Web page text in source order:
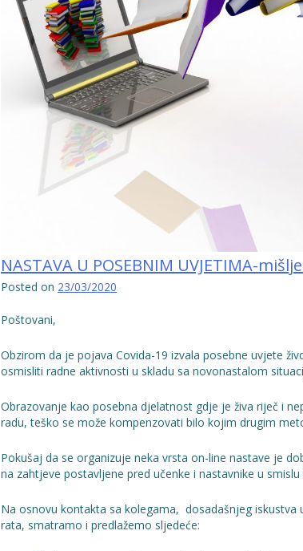
NASTAVA U POSEBNIM UVJETIMA-
Posted on 23/03/2020
Poštovani,
Obzirom da je pojava Covida-19 izvala posebne uvjete
osmisliti radne aktivnosti u skladu sa novonastalom
Obrazovanje kao posebna djelatnost gdje je živa riječ i
radu, teško se može kompenzovati bilo kojim drugim
Pokušaj da se organizuje neka vrsta on-line nastave je
na zahtjeve postavljene pred učenke i nastavnike u
Na osnovu kontakta sa kolegama, dosadašnjeg iskustva
rata, smatramo i predlažemo sljedeće: